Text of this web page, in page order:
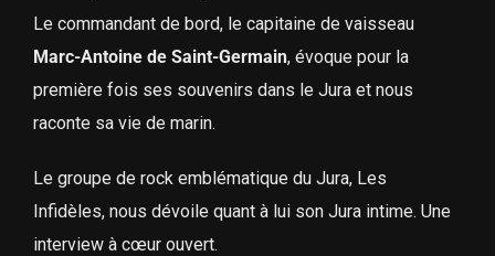
Le commandant de bord, le capitaine de vaisseau
Marc-Antoine de Saint-Germain, évoque pour la
première fois ses souvenirs dans le Jura et nous
raconte sa vie de marin.
Le groupe de rock emblématique du Jura, Les
Infidèles, nous dévoile quant à lui son Jura intime. Une
interview à cœur ouvert.